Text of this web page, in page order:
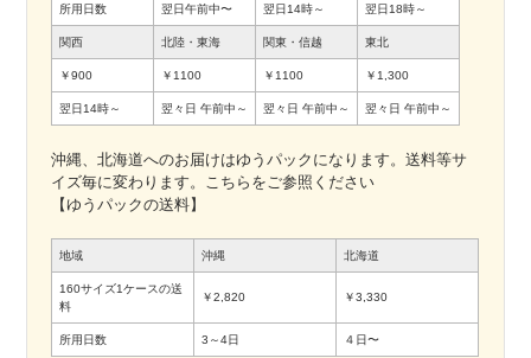
所用日数 翌日午前中〜 翌日14時～ 翌日18時～
関西 北陸・東海 関東・信越 東北
￥900 ￥1100 ￥1100 ￥1,300
翌日14時～ 翌々日 午前中～ 翌々日 午前中～ 翌々日 午前中～
沖縄、北海道へのお届けはゆうパックになります。送料等サ
イズ毎に変わります。こちらをご参照ください
【ゆうパックの送料】
地域 沖縄 北海道
160サイズ1ケースの送
料
￥2,820 ￥3,330
所用日数 3～4日 ４日〜